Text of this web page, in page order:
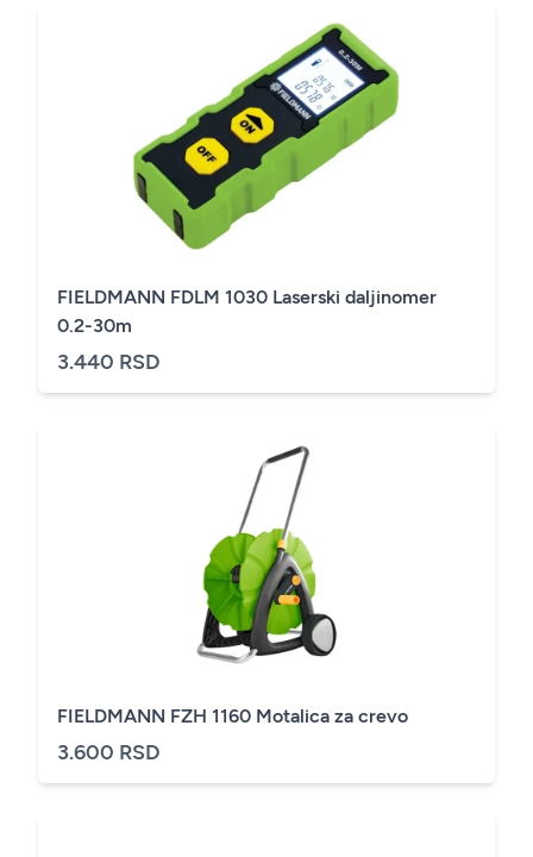
FIELDMANN FDLM 1030 Laserski daljinomer
0.2-30m
3.440 RSD
FIELDMANN FZH 1160 Motalica za crevo
3.600 RSD